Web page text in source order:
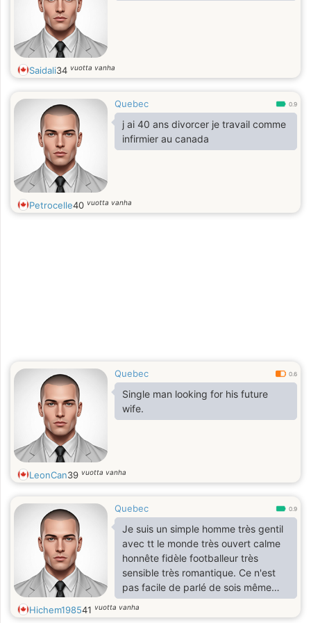
Saidali34 vuotta vanha
Quebec 0.9
j ai 40 ans divorcer je travail comme
infirmier au canada
Petrocelle40 vuotta vanha
Quebec 0.6
Single man looking for his future
wife.
LeonCan39 vuotta vanha
Quebec 0.9
Je suis un simple homme très gentil
avec tt le monde très ouvert calme
honnête fidèle footballeur très
sensible très romantique. Ce n'est
pas facile de parlé de sois même
mais je dirais en quelques lignes que
je suis un personne sérieux sincère
Hichem198541 vuotta vanha